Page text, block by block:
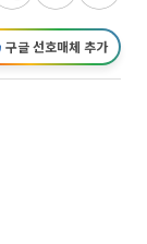
구글 선호매체 추가